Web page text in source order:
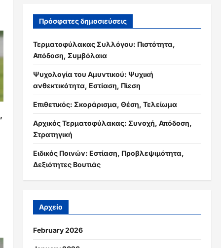
Πρόσφατες δημοσιεύσεις
Τερματοφύλακας Συλλόγου: Πιστότητα,
Απόδοση, Συμβόλαια
Ψυχολογία του Αμυντικού: Ψυχική
ανθεκτικότητα, Εστίαση, Πίεση
Επιθετικός: Σκοράρισμα, Θέση, Τελείωμα
Αρχικός Τερματοφύλακας: Συνοχή, Απόδοση,
Στρατηγική
Ειδικός Ποινών: Εστίαση, Προβλεψιμότητα,
Δεξιότητες Βουτιάς
Αρχείο
February 2026